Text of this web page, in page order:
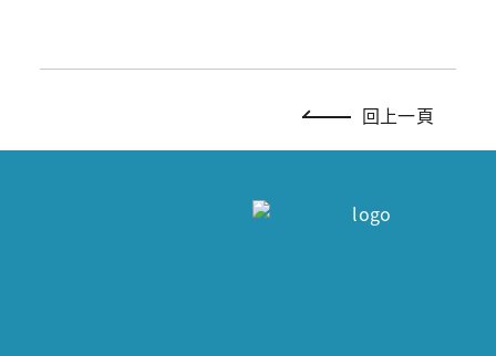
回上一頁